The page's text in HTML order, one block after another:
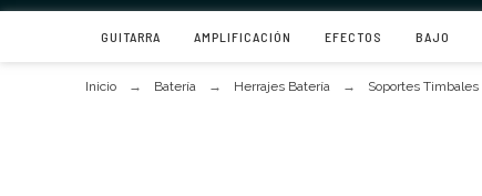
GUITARRA AMPLIFICACIÓN EFECTOS BAJO
Inicio Batería Herrajes Batería Soportes Timbales